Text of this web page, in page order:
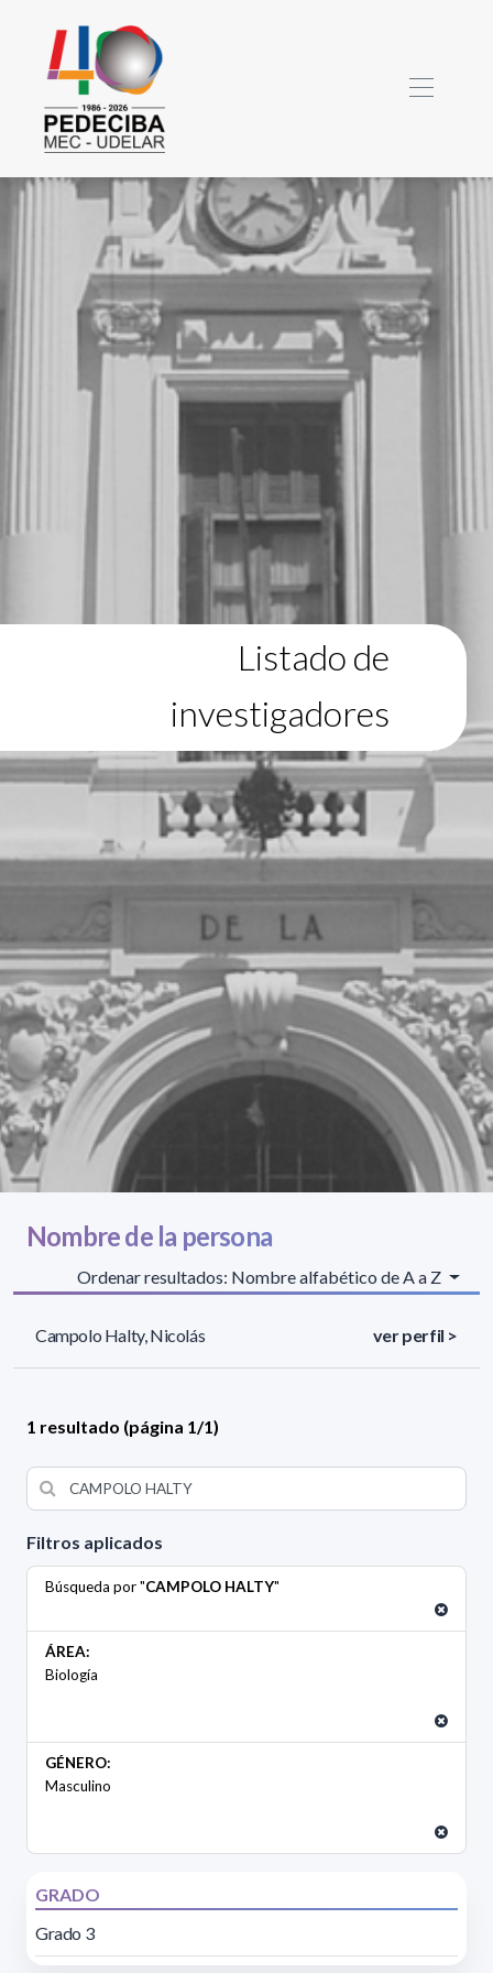
Listado de
investigadores
Filtros aplicados
Búsqueda por "CAMPOLO HALTY"
ÁREA:
Biología
GÉNERO:
Masculino
GRADO
Grado 3
Nombre de la persona
Ordenar resultados: Nombre alfabético de A a Z
Campolo Halty, Nicolás ver perfil >
1 resultado (página 1/1)